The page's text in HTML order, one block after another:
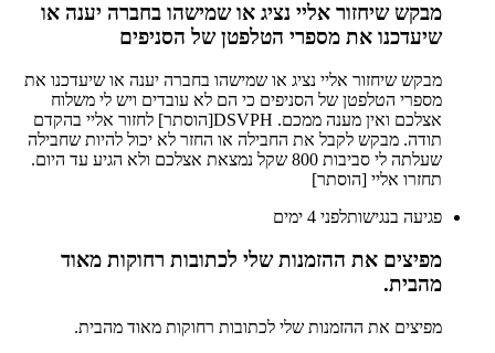
מבקש שיחזור אליי נציג או שמישהו בחברה יענה או
שיעדכנו את מספרי הטלפטן של הסניפים
מבקש שיחזור אליי נציג או שמישהו בחברה יענה או שיעדכנו את
מספרי הטלפטן של הסניפים כי הם לא עובדים ויש לי משלוח
אצלכם ואין מענה ממכם. DSVPH[הוסתר] לחזור אליי בהקדם
תודה. מבקש לקבל את החבילה או החזר לא יכול להיות שחבילה
שעלתה לי סביבות 800 שקל נמצאת אצלכם ולא הגיע עד היום.
תחזרו אליי [הוסתר]
פגיעה בנגישותלפני 4 ימים
מפיצים את ההזמנות שלי לכתובות רחוקות מאוד
מהבית.
מפיצים את ההזמנות שלי לכתובות רחוקות מאוד מהבית.